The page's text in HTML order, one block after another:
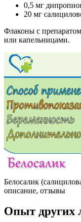
0,5 мг
20 мг
Флаконы с
или капельницами.
Белосалик
описание, отзывы
Опыт других